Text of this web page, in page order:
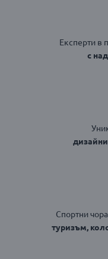
Експерти в
с
Спортни
туризъм,